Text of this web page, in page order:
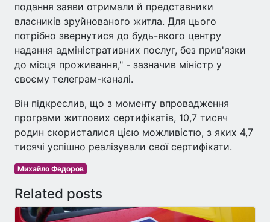
подання заяви отримали й представники
власників зруйнованого житла. Для цього
потрібно звернутися до будь-якого центру
надання адміністративних послуг, без прив'язки
до місця проживання," - зазначив міністр у
своєму телеграм-каналі.
Він підкреслив, що з моменту впровадження
програми житлових сертифікатів, 10,7 тисяч
родин скористалися цією можливістю, з яких 4,7
тисячі успішно реалізували свої сертифікати.
Михайло Федоров
Related posts